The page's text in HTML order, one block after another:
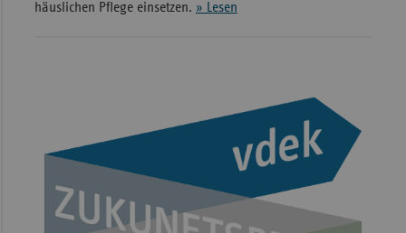
häuslichen Pflege einsetzen. » Lesen